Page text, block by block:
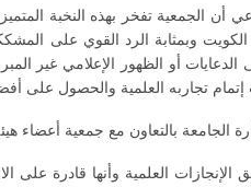
الجمعية تفخر بهذه النخبة
الكويت وبمثابة الرد القوي على
أو الظهور الإعلامي غير
تجاربه العلمية والحصول على
الجامعة بالتعاون مع جمعية أعضاء
العلمية وأنها قادرة على